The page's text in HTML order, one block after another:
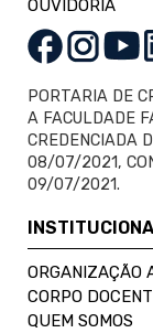
OUVIDORIA
PORTARIA DE
A FACULDADE
CREDENCIADA
08/07/2021,
09/07/2021.
ORGANIZAÇÃO
CORPO
QUEM SOMOS